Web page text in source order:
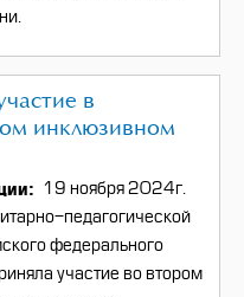
в
инклюзивном
19 ноября 2024г.
педагогической
федерального
участие во втором